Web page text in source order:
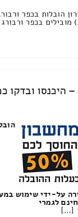
הובלות בכפר
מובילים בכפר
– היכנסו ובדקו
על-ידי שימוש
לגמרי
[…]